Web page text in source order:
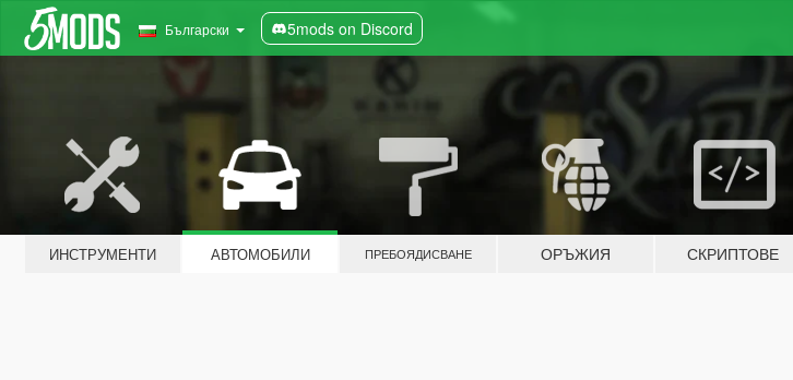
Български 5mods on Discord
ИНСТРУМЕНТИ АВТОМОБИЛИ ПРЕБОЯДИСВАНЕ ОРЪЖИЯ СКРИПТОВЕ